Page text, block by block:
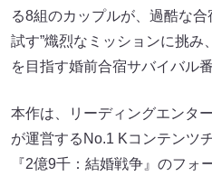
る8組のカップルが、過酷な
試す”熾烈なミッションに挑
を目指す婚前合宿サバイバル番
本作は、リーディングエンタ
が運営するNo.1 Kコンテンツ
『2億9千：結婚戦争』のフォ